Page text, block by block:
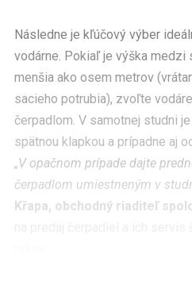
Následne je kľúčový výber
vodárne. Pokiaľ je výška medzi
menšia ako osem metrov
sacieho potrubia), zvoľte
čerpadlom. V samotnej studni
spätnou klapkou a prípadne aj
„V opačnom prípade dajte
čerpadlom umiestneným v
Křapa, obchodný riaditeľ